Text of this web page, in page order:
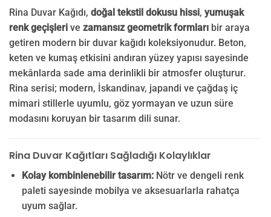
Rina Duvar Kağıdı, doğal tekstil dokusu hissi, yumuşak
renk geçişleri ve zamansız geometrik formları bir araya
getiren modern bir duvar kağıdı koleksiyonudur. Beton,
keten ve kumaş etkisini andıran yüzey yapısı sayesinde
mekânlarda sade ama derinlikli bir atmosfer oluşturur.
Rina serisi; modern, İskandinav, japandi ve çağdaş iç
mimari stillerle uyumlu, göz yormayan ve uzun süre
modasını koruyan bir tasarım dili sunar.
Rina Duvar Kağıtları Sağladığı Kolaylıklar
Kolay kombinlenebilir tasarım:Nötr ve dengeli renk
paleti sayesinde mobilya ve aksesuarlarla rahatça
uyum sağlar.